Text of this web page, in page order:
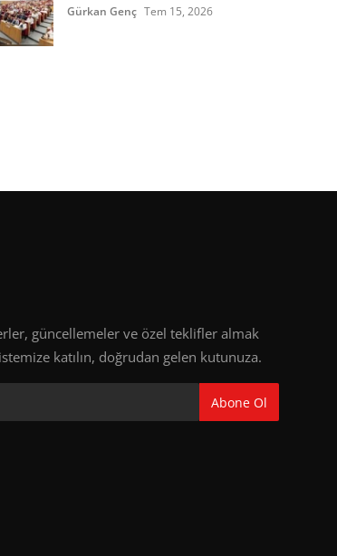
Gürkan Genç Tem 15, 2026
güncellemeler ve özel teklifler almak
katılın, doğrudan gelen kutunuza.
Abone Ol